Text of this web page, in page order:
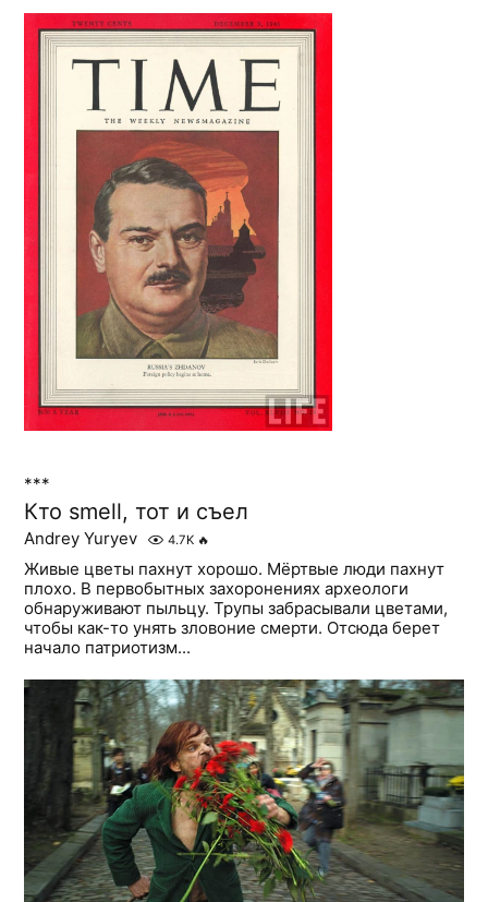
***
Кто smell, тот и съел
Andrey Yuryev 4.7K 🔥
Живые цветы пахнут хорошо. Мёртвые люди пахнут
плохо. В первобытных захоронениях археологи
обнаруживают пыльцу. Трупы забрасывали цветами,
чтобы как-то унять зловоние смерти. Отсюда берет
начало патриотизм...